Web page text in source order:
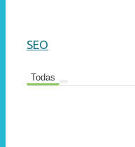
SEO
Todas